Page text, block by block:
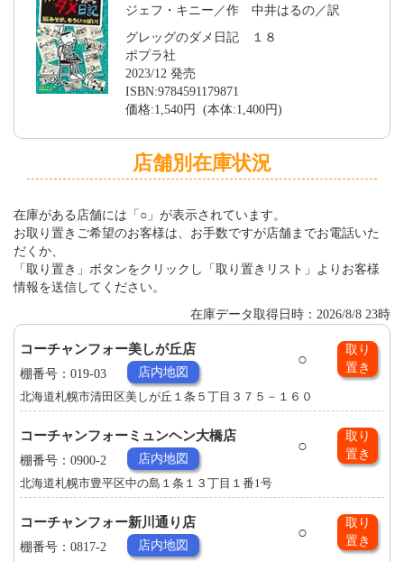
ジェフ・キニー／作 中井はるの／訳
グレッグのダメ日記 １８
ポプラ社
2023/12 発売
ISBN:9784591179871
価格:1,540円 (本体:1,400円)
店舗別在庫状況
在庫がある店舗には「○」が表示されています。
お取り置きご希望のお客様は、お手数ですが店舗までお電話いた
だくか、
「取り置き」ボタンをクリックし「取り置きリスト」よりお客様
情報を送信してください。
在庫データ取得日時：2026/8/8 23時
コーチャンフォー美しが丘店
○
取り
置き
棚番号：019-03 店内地図
北海道札幌市清田区美しが丘１条５丁目３７５－１６０
コーチャンフォーミュンヘン大橋店
○
取り
置き
棚番号：0900-2 店内地図
北海道札幌市豊平区中の島１条１３丁目１番1号
コーチャンフォー新川通り店
○
取り
置き
棚番号：0817-2 店内地図